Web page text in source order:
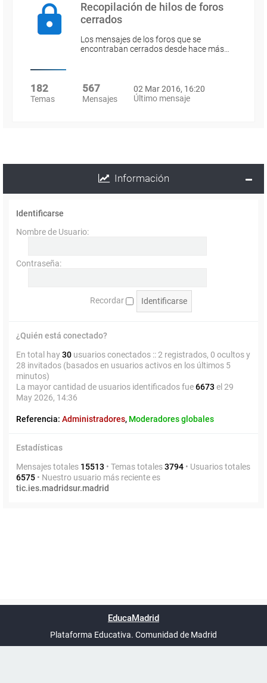
Recopilación de hilos de foros
cerrados
Los mensajes de los foros que se
encontraban cerrados desde hace más…
182
Temas
567
Mensajes
02 Mar 2016, 16:20
Último mensaje
Información
Identificarse
Nombre de Usuario:
Contraseña:
Recordar
¿Quién está conectado?
En total hay30 usuarios conectados :: 2 registrados, 0 ocultos y
28 invitados (basados en usuarios activos en los últimos 5
minutos)
La mayor cantidad de usuarios identificados fue6673 el 29
May 2026, 14:36
Referencia: Administradores, Moderadores globales
Estadísticas
Mensajes totales 15513 • Temas totales3794 • Usuarios totales
6575 • Nuestro usuario más reciente es
tic.ies.madridsur.madrid
UTC+02:00
phpBB España
EducaMadrid
Plataforma Educativa. Comunidad de Madrid